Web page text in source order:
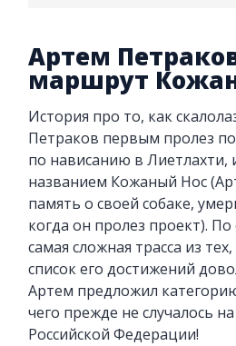
Артем
маршрут
История про то, как
Петраков первым пролез
по нависанию в Лиетлахти,
названием Кожаный Нос
память о своей собаке,
когда он пролез проект).
самая сложная трасса из
список его достижений
Артем предложил
чего прежде не случалось
Российской Федерации!